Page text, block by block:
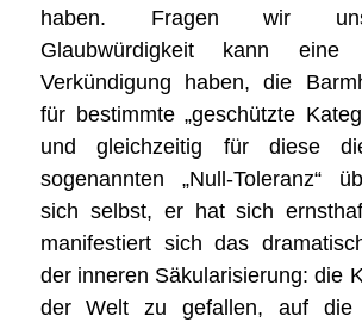
haben. Fragen wir
Glaubwürdigkeit kann eine
Verkündigung haben, die
für bestimmte „geschützte
und gleichzeitig für diese
sogenannten „Null-Toleranz“
sich selbst, er hat sich
manifestiert sich das
der inneren Säkularisierung: die
der Welt zu gefallen, auf die